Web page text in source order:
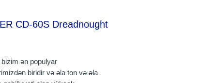
CD-60S Dreadnought
ən populyar
biridir və əla ton və əla